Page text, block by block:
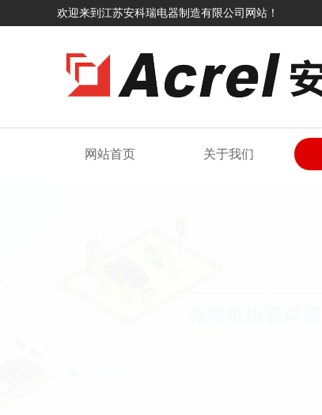
欢迎来到江苏安科瑞电器制造有限公司网站！
网站首页 关于我们